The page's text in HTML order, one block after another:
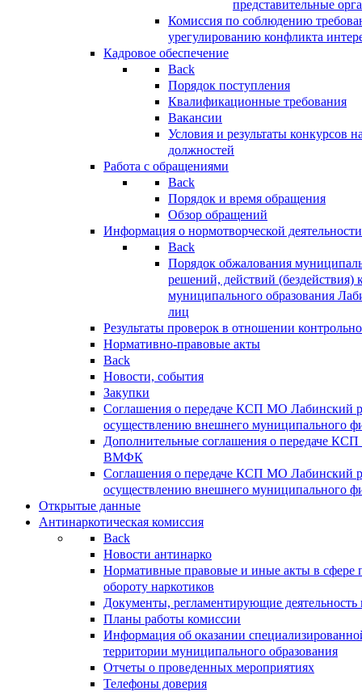
представительные
Комиссия по соблюдению
урегулированию конфликта
Кадровое обеспечение
Back
Порядок поступления
Квалификационные требования
Вакансии
Условия и результаты конкурсов
должностей
Работа с обращениями
Back
Порядок и время обращения
Обзор обращений
Информация о нормотворческой деятельности
Back
Порядок обжалования
решений, действий (бездействия)
муниципального образования
лиц
Результаты проверок в отношении
Нормативно-правовые акты
Back
Новости, события
Закупки
Соглашения о передаче КСП МО Лабинский
осуществлению внешнего муниципального
Дополнительные соглашения о передаче
ВМФК
Соглашения о передаче КСП МО Лабинский
осуществлению внешнего муниципального
Открытые данные
Антинаркотическая комиссия
Back
Новости антинарко
Нормативные правовые и иные акты в сфере
обороту наркотиков
Документы, регламентирующие деятельность
Планы работы комиссии
Информация об оказании
территории муниципального образования
Отчеты о проведенных мероприятиях
Телефоны доверия